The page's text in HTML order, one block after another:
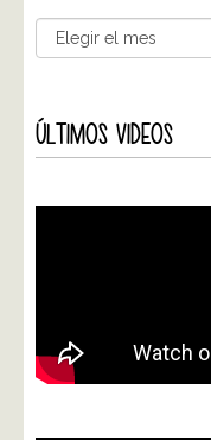
ÚLTIMOS VIDEOS